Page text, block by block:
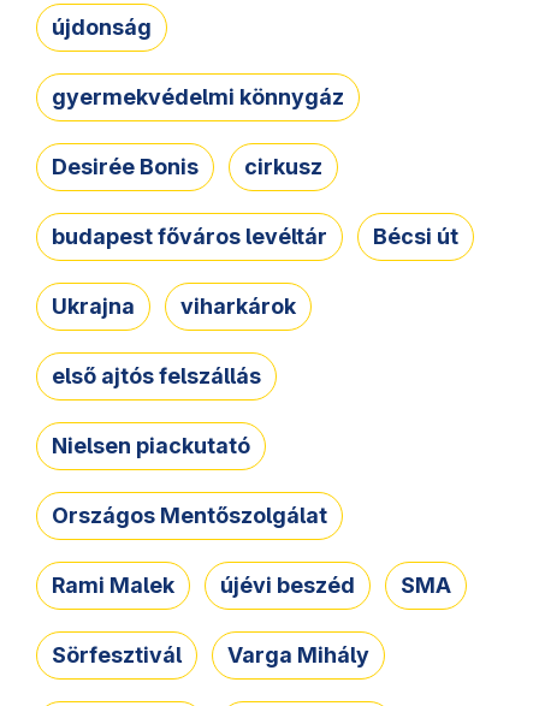
újdonság
gyermekvédelmi könnygáz
Desirée Bonis cirkusz
budapest főváros levéltár Bécsi út
Ukrajna viharkárok
első ajtós felszállás
Nielsen piackutató
Országos Mentőszolgálat
Rami Malek újévi beszéd SMA
Sörfesztivál Varga Mihály